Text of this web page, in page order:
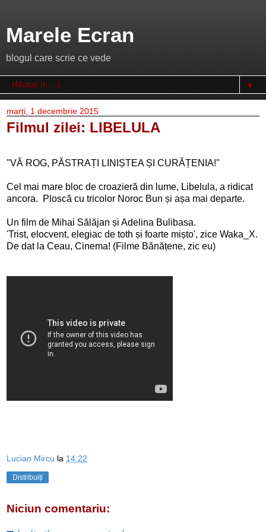
Marele Ecran
blogul care scrie ce vede
▼
marți, 1 decembrie 2015
Filmul zilei: LIBELULA
"VĂ ROG, PĂSTRAȚI LINIȘTEA ȘI CURĂȚENIA!"
Cel mai mare bloc de croazieră din lume, Libelula, a ridicat
ancora. Ploscă cu tricolor Noroc Bun și așa mai departe.
Un film de Mihai Sălăjan și Adelina Bulibasa.
'Trist, elocvent, elegiac de toth și foarte mișto', zice Waka_X.
De dat la Ceau, Cinema! (Filme Bănățene, zic eu)
Lucian Mircu la 14:22
Distribuiți
Niciun comentariu: